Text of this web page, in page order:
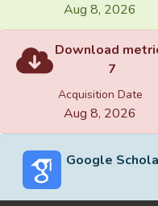
Aug 8, 2026
Download
7
Acquisition Date
Aug 8, 2026
Google